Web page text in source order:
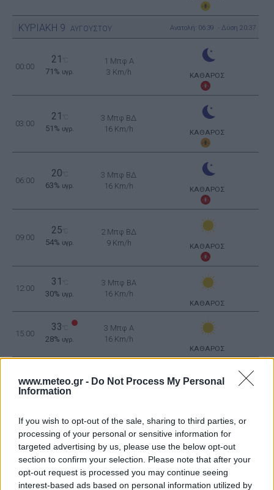
www.meteo.gr - Do Not Process My Personal
Information
If you wish to opt-out of the sale, sharing to third parties, or
processing of your personal or sensitive information for
targeted advertising by us, please use the below opt-out
section to confirm your selection. Please note that after your
opt-out request is processed you may continue seeing
interest-based ads based on personal information utilized by
ΚΥΡΙΑΚΗ 9 ΑΥΓΟΥΣΤΟΥ Ανατολή: 06:39 - Δύση 20:37
00:00
21
71% υγρ.
1 Μπφ Α
3 Km/h
ΚΑΘΑΡΟΣ
03:00
21
51% υγρ.
3 Μπφ ΒΔ
16 Km/h
ΚΑΘΑΡΟΣ
06:00
20
63% υγρ.
3 Μπφ ΒΔ
16 Km/h
ΚΑΘΑΡΟΣ
09:00
25
54% υγρ.
2 Μπφ ΒΔ
9 Km/h
ΚΑΘΑΡΟΣ
12:00
31
30% υγρ.
3 Μπφ BA
16 Km/h
ΚΑΘΑΡΟΣ
15:00
33
28% υγρ.
3 Μπφ Α
16 Km/h
ΚΑΘΑΡΟΣ
18:00
30%υγρ.
16 Km/h
21:00
27°C
42% υγρ.
2 Μπφ Α
9 Km/h
ΚΑΘΑΡΟΣ
ΔΕΥΤΕΡΑ10 ΑΥΓΟΥΣΤΟΥ Ανατολή: 06:40 - Δύση 20:35